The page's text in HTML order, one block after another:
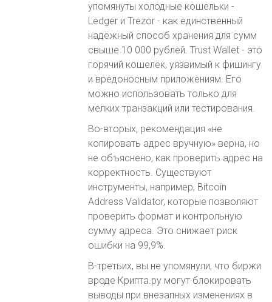
упомянуты холодные кошельки -
Ledger и Trezor - как единственный
надёжный способ хранения для сумм
свыше 10 000 рублей. Trust Wallet - это
горячий кошелёк, уязвимый к фишингу
и вредоносным приложениям. Его
можно использовать только для
мелких транзакций или тестирования.
Во-вторых, рекомендация «не
копировать адрес вручную» верна, но
не объяснено, как проверить адрес на
корректность. Существуют
инструменты, например, Bitcoin
Address Validator, которые позволяют
проверить формат и контрольную
сумму адреса. Это снижает риск
ошибки на 99,9%.
В-третьих, вы не упомянули, что биржи
вроде Крипта.ру могут блокировать
выводы при внезапных изменениях в